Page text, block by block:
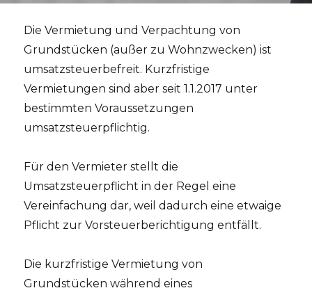
Die Vermietung und Verpachtung von
Grundstücken (außer zu Wohnzwecken) ist
umsatzsteuerbefreit. Kurzfristige
Vermietungen sind aber seit 1.1.2017 unter
bestimmten Voraussetzungen
umsatzsteuerpflichtig.
Für den Vermieter stellt die
Umsatzsteuerpflicht in der Regel eine
Vereinfachung dar, weil dadurch eine etwaige
Pflicht zur Vorsteuerberichtigung entfällt.
Die kurzfristige Vermietung von
Grundstücken während eines